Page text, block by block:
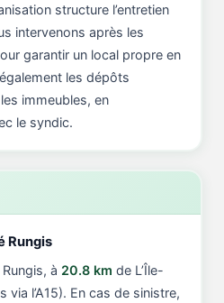
structure l’entretien
intervenons après les
garantir un local propre en
les dépôts
immeubles, en
le syndic.
Rungis
à 20.8 km de L’Île-
via l’A15). En cas de sinistre,